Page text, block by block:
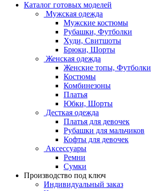
Каталог готовых моделей
Мужская одежда
Мужские костюмы
Рубашки, Футболки
Худи, Свитшоты
Брюки, Шорты
Женская одежда
Женские топы, Футболки
Костюмы
Комбинезоны
Платья
Юбки, Шорты
Десткая одежда
Платья для девочек
Рубашки для мальчиков
Кофты для девочек
Аксессуары
Ремни
Сумки
Производство под ключ
Индивидуальный заказ